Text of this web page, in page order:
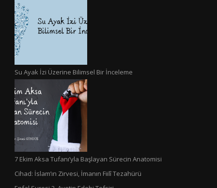
Su Ayak İzi Üzerine Bilimsel Bir İnceleme
7 Ekim Aksa Tufanı’yla Başlayan Sürecin Anatomisi
Cihad: İslam’ın Zirvesi, İmanın Fiilî Tezahürü